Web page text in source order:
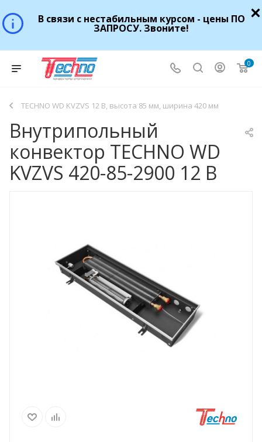
В связи с нестабильным курсом - цены ПО
ЗАПРОСУ. Звоните!
0
TECHNO WD KVZVS 12 В, высота 85 мм, ширина 420 мм
Внутрипольный
конвектор TECHNO WD
KVZVS 420-85-2900 12 В